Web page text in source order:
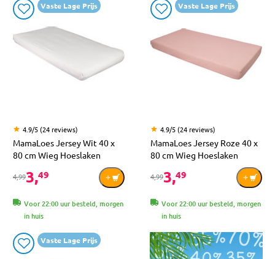
Vaste Lage Prijs
4.9/5 (24 reviews)
MamaLoes Jersey Wit 40 x
80 cm Wieg Hoeslaken
4,993,49
Voor 22:00 uur besteld, morgen
in huis
Vaste Lage Prijs
4.9/5 (24 reviews)
MamaLoes Jersey Roze 40 x
80 cm Wieg Hoeslaken
4,993,49
Voor 22:00 uur besteld, morgen
in huis
Vaste Lage Prijs